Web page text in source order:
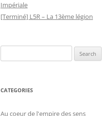
Impériale
[Terminé] L5R – La 13ème légion
for:
CATEGORIES
Au coeur de l'empire des sens